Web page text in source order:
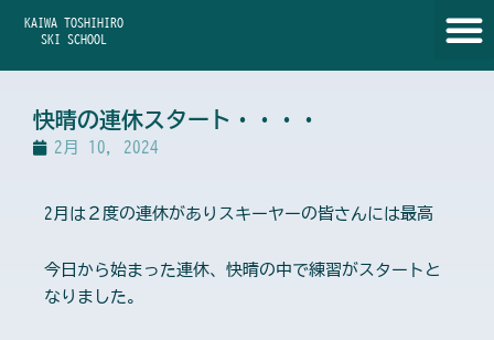
KAIWA TOSHIHIRO
SKI SCHOOL
快晴の連休スタート・・・・
2月 10, 2024
2月は２度の連休がありスキーヤーの皆さんには最高
今日から始まった連休、快晴の中で練習がスタートと
なりました。